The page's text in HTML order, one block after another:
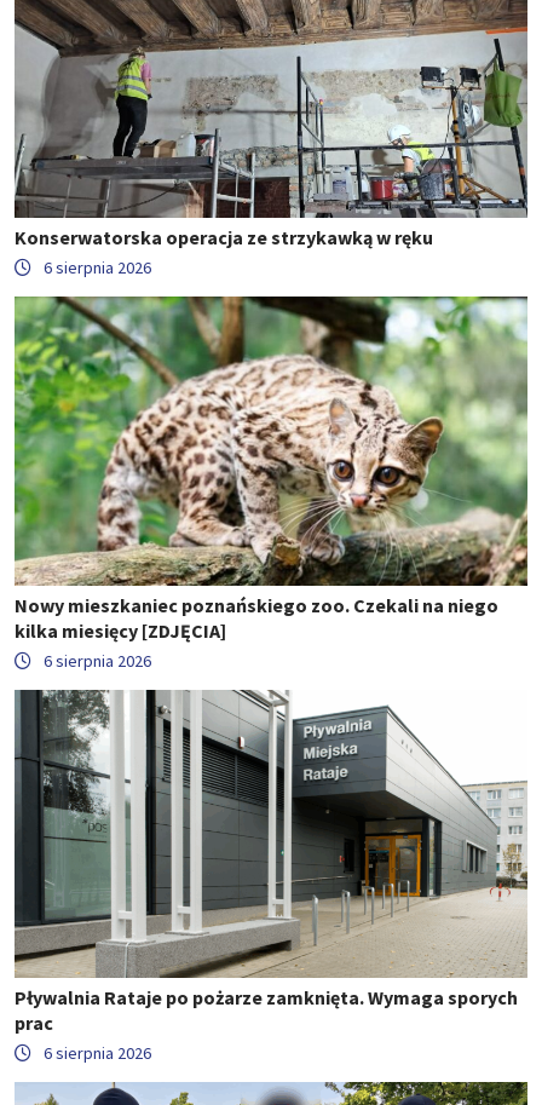
Konserwatorska operacja ze strzykawką w ręku
6 sierpnia 2026
Nowy mieszkaniec poznańskiego zoo. Czekali na niego
kilka miesięcy [ZDJĘCIA]
6 sierpnia 2026
Pływalnia Rataje po pożarze zamknięta. Wymaga sporych
prac
6 sierpnia 2026